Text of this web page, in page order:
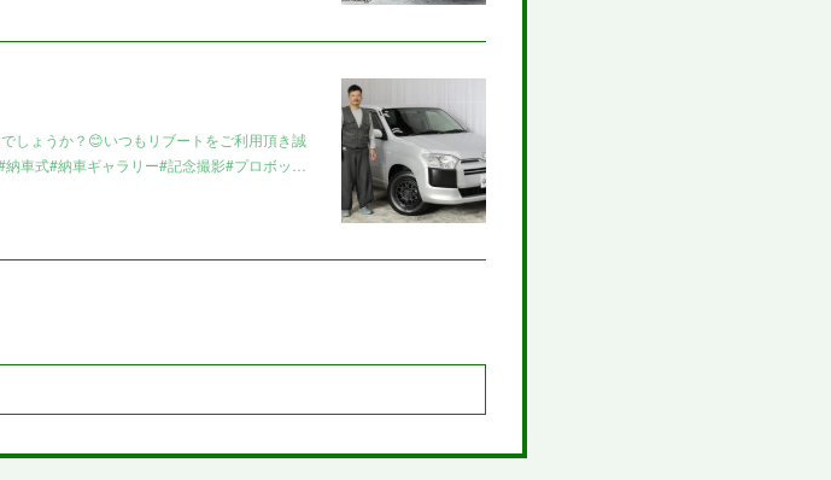
しょうか？😊いつもリブートをご利用頂き誠
車式#納車ギャラリー#記念撮影#プロボッ…